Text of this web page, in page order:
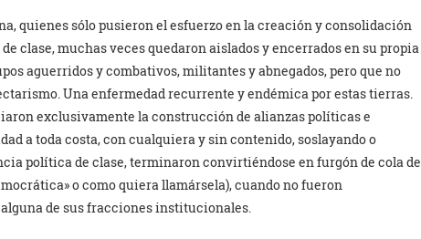
quienes sólo pusieron el esfuerzo en la creación y consolidación
clase, muchas veces quedaron aislados y encerrados en su propia
aguerridos y combativos, militantes y abnegados, pero que no
Una enfermedad recurrente y endémica por estas tierras.
exclusivamente la construcción de alianzas políticas e
a toda costa, con cualquiera y sin contenido, soslayando o
política de clase, terminaron convirtiéndose en furgón de cola de
o como quiera llamársela), cuando no fueron
de sus fracciones institucionales.